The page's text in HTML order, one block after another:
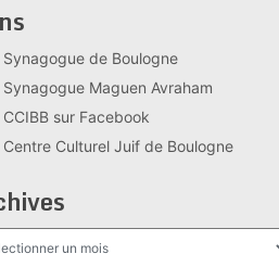
Synagogue de Boulogne
Synagogue Maguen Avraham
CCIBB sur Facebook
Centre Culturel Juif de Boulogne